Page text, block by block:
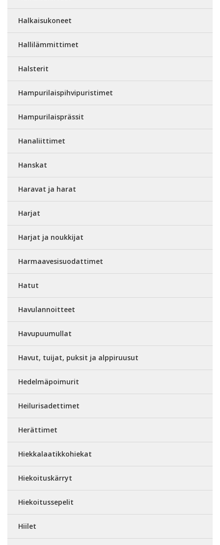
Halkaisukoneet
Hallilämmittimet
Halsterit
Hampurilaispihvipuristimet
Hampurilaisprässit
Hanaliittimet
Hanskat
Haravat ja harat
Harjat
Harjat ja noukkijat
Harmaavesisuodattimet
Hatut
Havulannoitteet
Havupuumullat
Havut, tuijat, puksit ja alppiruusut
Hedelmäpoimurit
Heilurisadettimet
Herättimet
Hiekkalaatikkohiekat
Hiekoituskärryt
Hiekoitussepelit
Hiilet